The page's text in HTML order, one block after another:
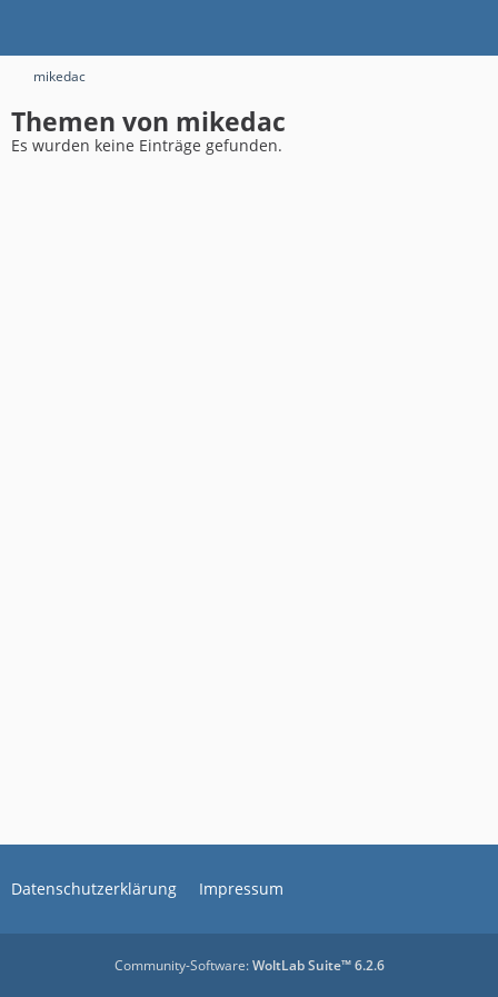
mikedac
Themen von mikedac
Es wurden keine Einträge gefunden.
Datenschutzerklärung Impressum
Community-Software:WoltLab Suite™ 6.2.6